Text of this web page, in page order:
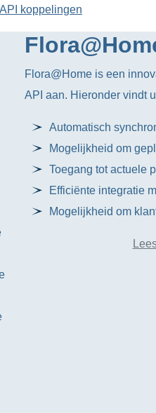
koppelingen
Flora@Home is een
API aan. Hieronder vindt
Automatisch
Mogelijkheid om
Toegang tot actuele
Efficiënte integratie
Mogelijkheid om